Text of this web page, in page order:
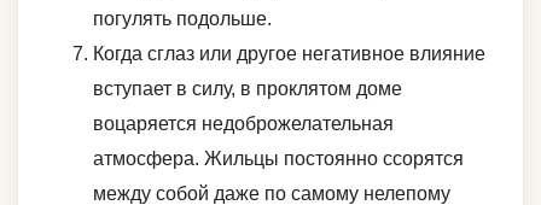
погулять подольше.
Когда сглаз или другое негативное влияние
вступает в силу, в проклятом доме
воцаряется недоброжелательная
атмосфера. Жильцы постоянно ссорятся
между собой даже по самому нелепому